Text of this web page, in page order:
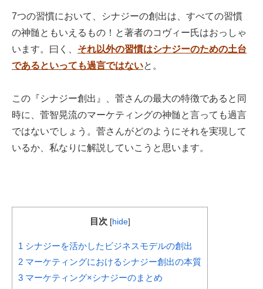
7つの習慣において、シナジーの創出は、すべての習慣
の神髄ともいえるもの！と著者のコヴィー氏はおっしゃ
います。曰く、 それ以外の習慣はシナジーのための土台
であるといっても過言ではないと。
この『シナジー創出』、菅さんの最大の特徴であると同
時に、菅智晃流のマーケティングの神髄と言っても過言
ではないでしょう。菅さんがどのようにそれを実現して
いるか、私なりに解説していこうと思います。
目次 [hide]
1 シナジーを活かしたビジネスモデルの創出
2 マーケティングにおけるシナジー創出の本質
3 マーケティング×シナジーのまとめ